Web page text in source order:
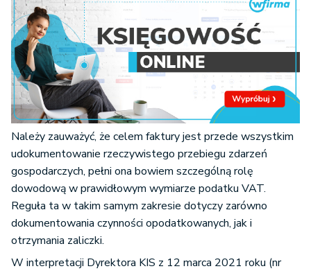
Należy zauważyć, że celem faktury jest przede wszystkim
udokumentowanie rzeczywistego przebiegu zdarzeń
gospodarczych, pełni ona bowiem szczególną rolę
dowodową w prawidłowym wymiarze podatku VAT.
Reguła ta w takim samym zakresie dotyczy zarówno
dokumentowania czynności opodatkowanych, jak i
otrzymania zaliczki.
W interpretacji Dyrektora KIS z 12 marca 2021 roku (nr